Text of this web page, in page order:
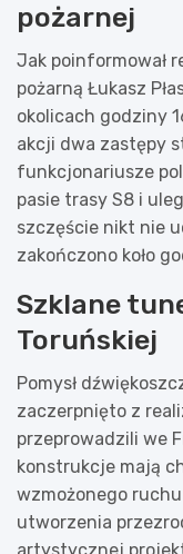
pożarnej
Jak poinformował
pożarną Łukasz
okolicach godziny
akcji dwa zastępy
funkcjonariusze
pasie trasy S8 i
szczęście nikt nie
zakończono koło
Szklane
Toruńskiej
Pomysł
zaczerpnięto z
przeprowadzili we
konstrukcje mają
wzmożonego
utworzenia